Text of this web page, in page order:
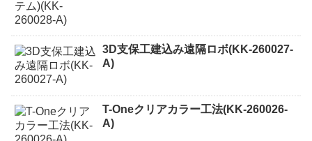
3D支保工建込み遠隔ロボ(KK-260027-
A)
T-Oneクリアカラー工法(KK-260026-
A)